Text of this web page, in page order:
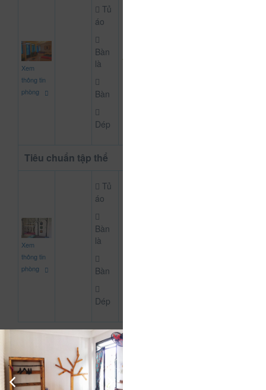
Xem
thông tin
phòng
Tủ
áo
Bàn
là
Bàn
Dép
1.000.000
Tiêu chuẩn tập thể
Xem
thông tin
phòng
Tủ
áo
Bàn
là
Bàn
Dép
Thông Tin Chi Tiết Của CSLT Dalat Lemongrass